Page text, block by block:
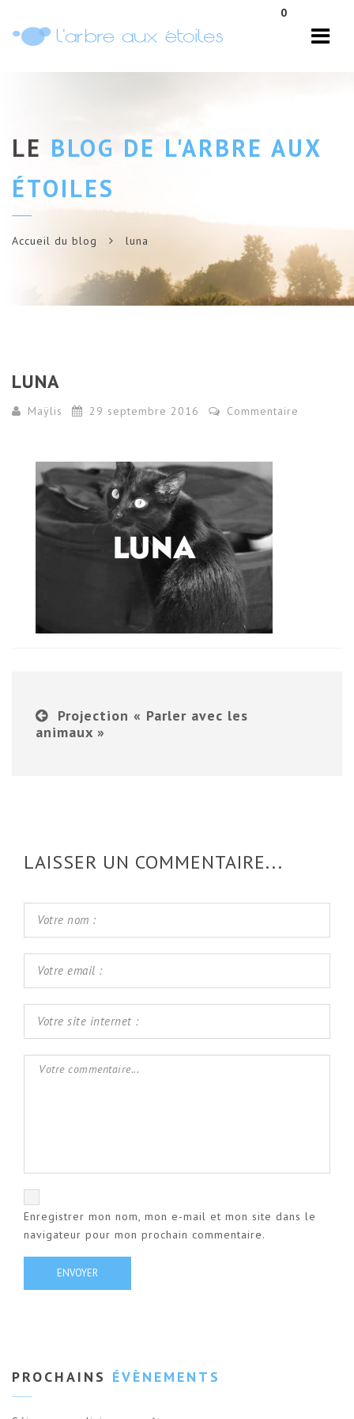
0
LE BLOG DE L'ARBRE AUX
ÉTOILES
Accueil du blog luna
LUNA
Maÿlis 29 septembre 2016 Commentaire
Projection « Parler avec les
animaux »
LAISSER UN COMMENTAIRE...
Enregistrer mon nom, mon e-mail et mon site dans le
navigateur pour mon prochain commentaire.
PROCHAINS ÉVÈNEMENTS